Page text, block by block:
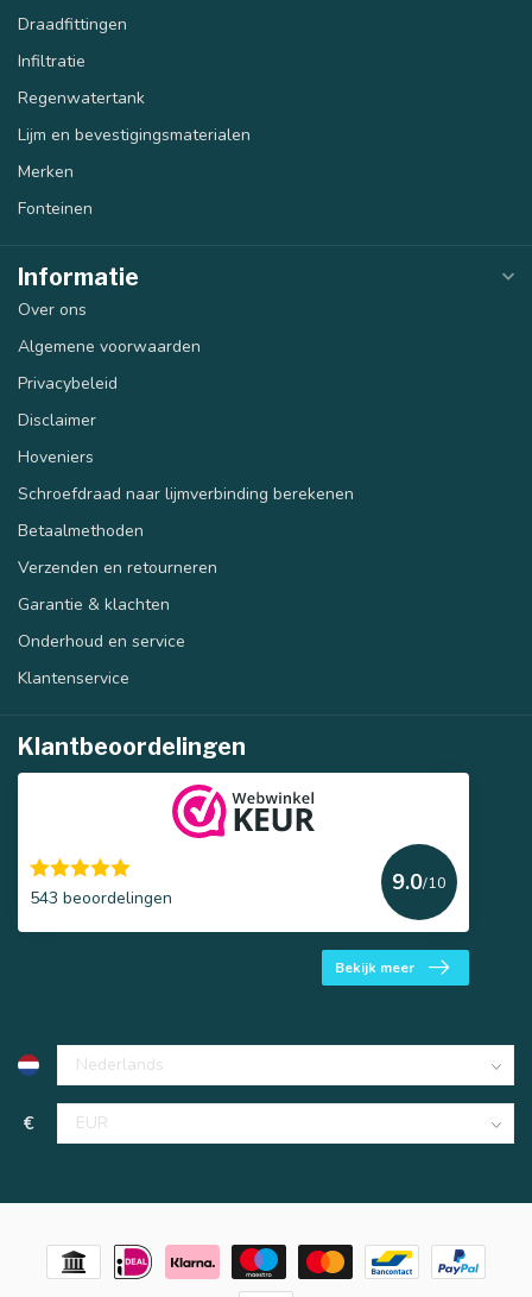
Draadfittingen
Infiltratie
Regenwatertank
Lijm en bevestigingsmaterialen
Merken
Fonteinen
Informatie
Over ons
Algemene voorwaarden
Privacybeleid
Disclaimer
Hoveniers
Schroefdraad naar lijmverbinding berekenen
Betaalmethoden
Verzenden en retourneren
Garantie & klachten
Onderhoud en service
Klantenservice
Klantbeoordelingen
543 beoordelingen
9.0/10
Bekijk meer
€